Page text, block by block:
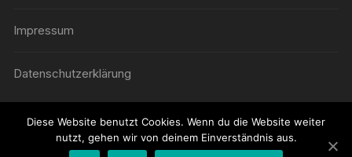
Impressum
Datenschutzerklärung
Diese Website benutzt Cookies. Wenn du die Website weiter
nutzt, gehen wir von deinem Einverständnis aus.